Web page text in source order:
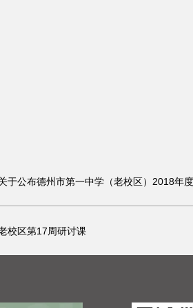
于公布德州市第一中学（老校区）2018年
校区第17周研讨课